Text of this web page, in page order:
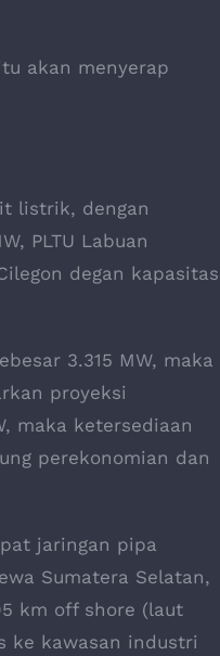
akan menyerap
listrik, dengan
PLTU Labuan
degan kapasitas
3.315 MW, maka
proyeksi
maka ketersediaan
perekonomian dan
jaringan pipa
Sumatera Selatan,
km off shore (laut
ke kawasan industri